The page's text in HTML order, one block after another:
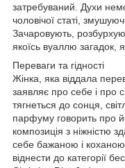
затребуваний. Духи
чоловічої статі,
Зачаровують,
якоїсь вуаллю загадок,
Переваги та гідності
Жінка, яка віддала
заявляє про себе і про
тягнеться до сонця,
парфуму говорить про
композиція з ніжністю
себе бажаною і
віднести до категорії